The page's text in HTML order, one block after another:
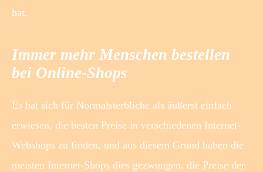
hat.
Immer mehr Menschen bestellen
bei Online-Shops
Es hat sich für Normalsterbliche als äußerst einfach
erwiesen, die besten Preise in verschiedenen Internet-
Webshops zu finden, und aus diesem Grund haben die
meisten Internet-Shops dies gezwungen, die Preise der